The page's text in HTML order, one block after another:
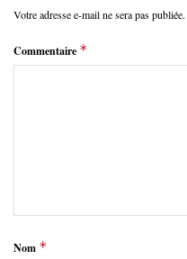
Votre adresse e-mail ne sera pas publiée.
Commentaire *
Nom *